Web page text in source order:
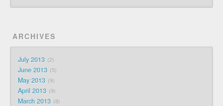
ARCHIVES
July 2013 2
June 2013 5
May 2013 9
April 2013 9
March 2013 8